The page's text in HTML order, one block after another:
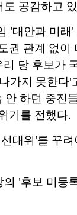
공감하고
'대안과 미래
권 관계 없이
당 후보가
가지 못한다'
하던 중진
기를 전했다.
대위'를 꾸
'후보 미등